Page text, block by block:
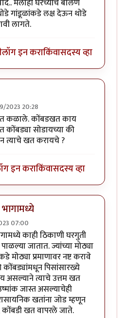
मलाही घरच्यांचे बोलणे
गांडूळांकडे लक्ष देऊन थोडे
लागते.
लॉग इन कराकिंवासदस्य व्हा
2023 20:28
कळाले. कोंबडखत काय
कोंबड्या सोडायच्या की
त्याचे खत करायचे ?
इन कराकिंवासदस्य व्हा
07:00
byधर्मराजमुटके
काही ठिकाणी घरगुती
जातात. ज्यांच्या मोठ्या
मोठ्या प्रमाणावर नष्ट करावे
पिसांसारख्ये
असल्याने त्याचे उत्तम खत
जास्त असल्याचेही
खतांना जोड म्हणून
खत वापरले जाते.